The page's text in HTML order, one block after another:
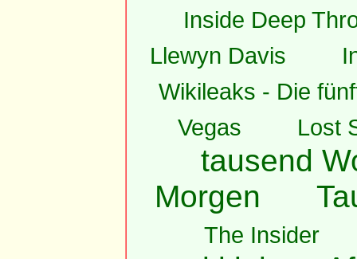
Inside Deep
Llewyn Davis
Wikileaks - Die
Vegas
Lost
tausend
Morgen
The Insider